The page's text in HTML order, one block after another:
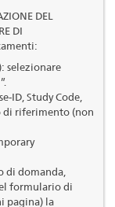
DEL
DI
selezionare
ID, Study Code,
di riferimento (non
di domanda,
formulario di
pagina) la